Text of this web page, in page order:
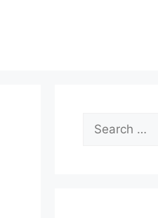
Search
for: